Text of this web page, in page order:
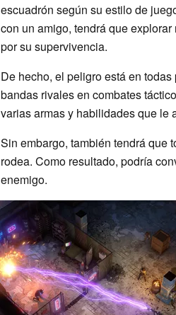
escuadrón según su estilo de
con un amigo, tendrá que
por su supervivencia.
De hecho, el peligro está en
bandas rivales en combates
varias armas y habilidades que le
Sin embargo, también tendrá que
rodea. Como resultado, podría
enemigo.